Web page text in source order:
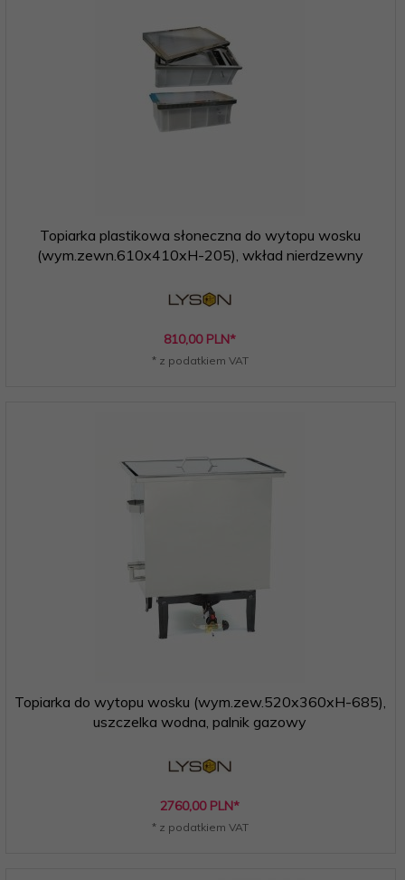
Topiarka plastikowa słoneczna do wytopu wosku
(wym.zewn.610x410xH-205), wkład nierdzewny
810,00 PLN*
* z podatkiem VAT
Topiarka do wytopu wosku (wym.zew.520x360xH-685),
uszczelka wodna, palnik gazowy
2760,00 PLN*
* z podatkiem VAT